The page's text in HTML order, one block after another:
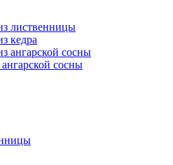
лиственницы
кедра
ангарской сосны
сосны